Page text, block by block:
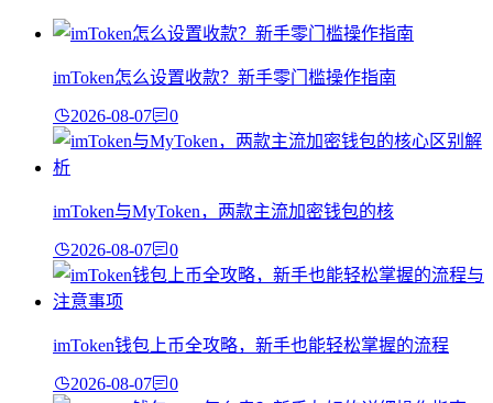
imToken怎么设置收款？新手零门槛操作指南
2026-08-07 0
imToken与MyToken，两款主流加密钱包的核
2026-08-07 0
imToken钱包上币全攻略，新手也能轻松掌握的流程
2026-08-07 0